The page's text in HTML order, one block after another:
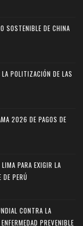
SOSTENIBLE DE CHINA
POLITIZACIÓN DE LAS
2026 DE PAGOS DE
PARA EXIGIR LA
DE PERÚ
CONTRA LA
PREVENIBLE